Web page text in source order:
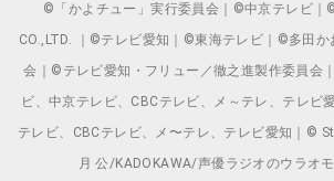
©「かよチュー」実行委員会｜©中京テレビ｜
CO.,LTD. ｜©テレビ愛知｜©東海テレビ｜©多田
会｜©テレビ愛知・フリュー／徹之進製作委員会
ビ、中京テレビ、CBCテレビ、メ～テレ、テレビ
テレビ、CBCテレビ、メ〜テレ、テレビ愛知｜©
月 公/KADOKAWA/声優ラジオのウラオ